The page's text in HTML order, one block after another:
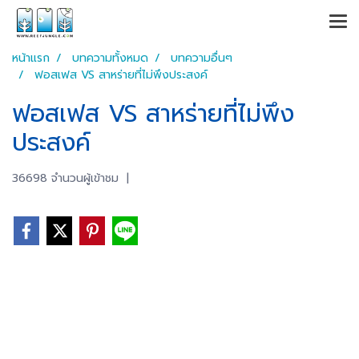
หน้าแรก บทความทั้งหมด
บทความอื่นๆ
ฟอสเฟส VS สาหร่ายที่ไม่พึงประสงค์
ฟอสเฟส VS สาหร่ายที่ไม่พึง
ประสงค์
36698 จำนวนผู้เข้าชม |